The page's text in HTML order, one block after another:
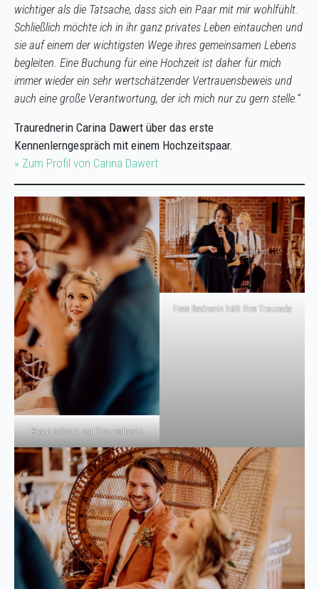
wichtiger als die Tatsache, dass sich ein Paar mit mir wohlfühlt.
Schließlich möchte ich in ihr ganz privates Leben eintauchen und
sie auf einem der wichtigsten Wege ihres gemeinsamen Lebens
begleiten. Eine Buchung für eine Hochzeit ist daher für mich
immer wieder ein sehr wertschätzender Vertrauensbeweis und
auch eine große Verantwortung, der ich mich nur zu gern stelle.“
Traurednerin Carina Dawert über das erste
Kennenlerngespräch mit einem Hochzeitspaar.
» Zum Profil von Carina Dawert
Braut schaut zur Traurednerin
Freie Rednerin hält Ihre Traurede